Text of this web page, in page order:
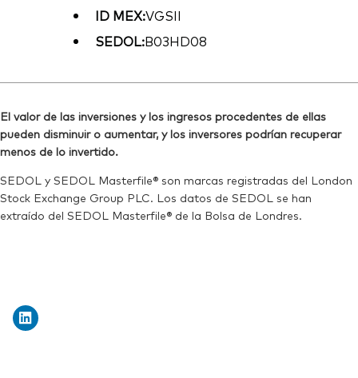
ID MEX:VGSII
SEDOL:B03HD08
El valor de las inversiones y los ingresos procedentes de ellas
pueden disminuir o aumentar, y los inversores podrían recuperar
menos de lo invertido.
SEDOL y SEDOL Masterfile® son marcas registradas del London
Stock Exchange Group PLC. Los datos de SEDOL se han
extraído del SEDOL Masterfile® de la Bolsa de Londres.